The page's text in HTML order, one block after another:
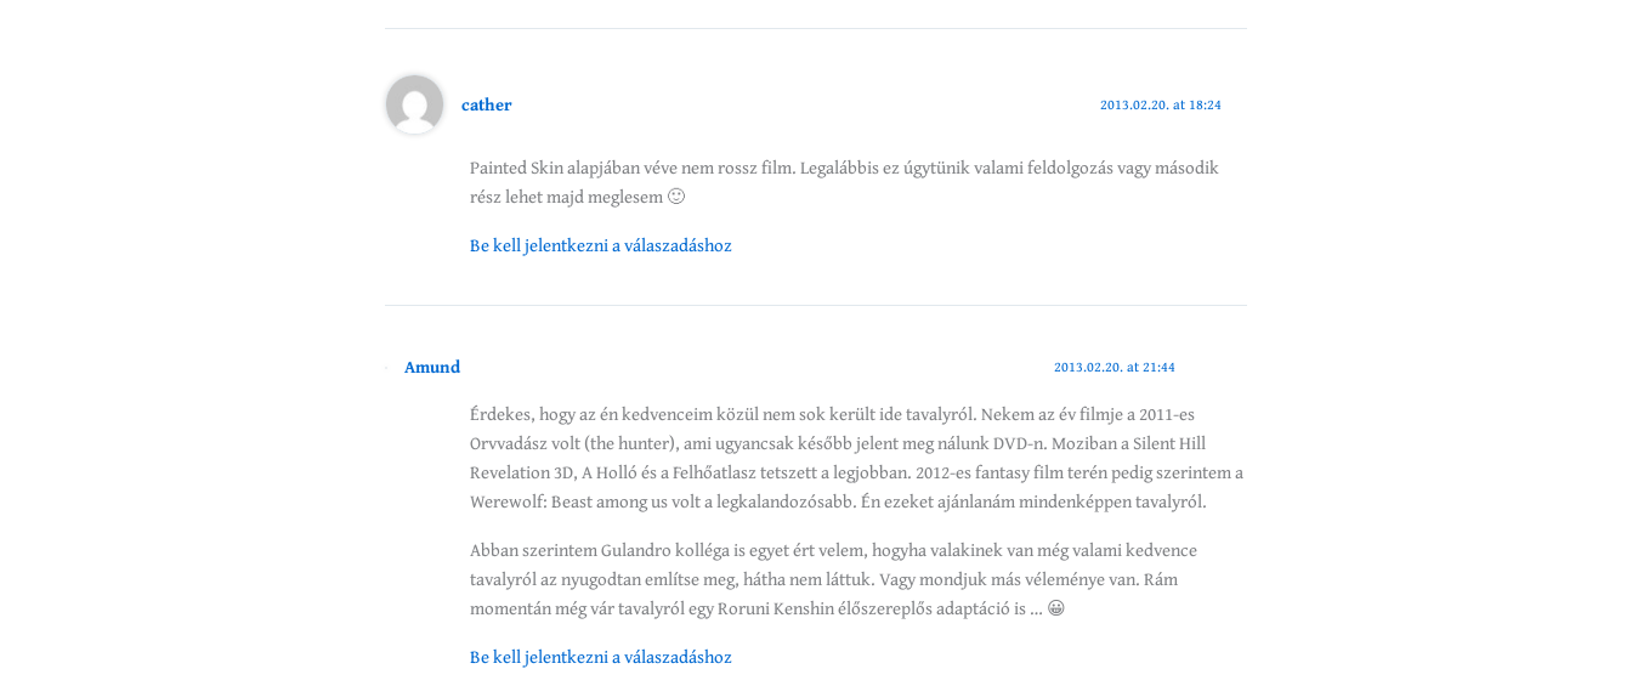
cather 2013.02.20. at 18:24
Painted Skin alapjában véve nem rossz film. Legalábbis ez úgytünik valami feldolgozás vagy második
rész lehet majd meglesem 🙂
Be kell jelentkezni a válaszadáshoz
Amund 2013.02.20. at 21:44
Érdekes, hogy az én kedvenceim közül nem sok került ide tavalyról. Nekem az év filmje a 2011-es
Orvvadász volt (the hunter), ami ugyancsak később jelent meg nálunk DVD-n. Moziban a Silent Hill
Revelation 3D, A Holló és a Felhőatlasz tetszett a legjobban. 2012-es fantasy film terén pedig szerintem a
Werewolf: Beast among us volt a legkalandozósabb. Én ezeket ajánlanám mindenképpen tavalyról.
Abban szerintem Gulandro kolléga is egyet ért velem, hogyha valakinek van még valami kedvence
tavalyról az nyugodtan említse meg, hátha nem láttuk. Vagy mondjuk más véleménye van. Rám
momentán még vár tavalyról egy Roruni Kenshin élőszereplős adaptáció is … 😀
Be kell jelentkezni a válaszadáshoz